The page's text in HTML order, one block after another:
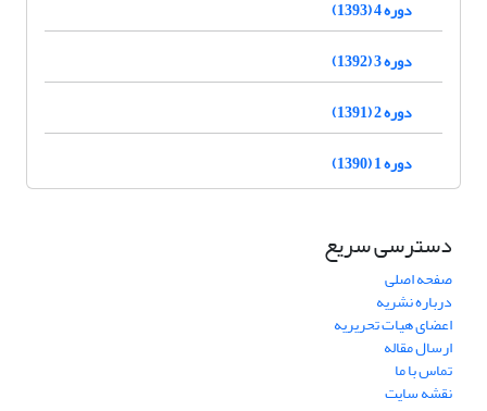
دوره 4 (1393)
دوره 3 (1392)
دوره 2 (1391)
دوره 1 (1390)
دسترسی سریع
صفحه اصلی
درباره نشریه
اعضای هیات تحریریه
ارسال مقاله
تماس با ما
نقشه سایت